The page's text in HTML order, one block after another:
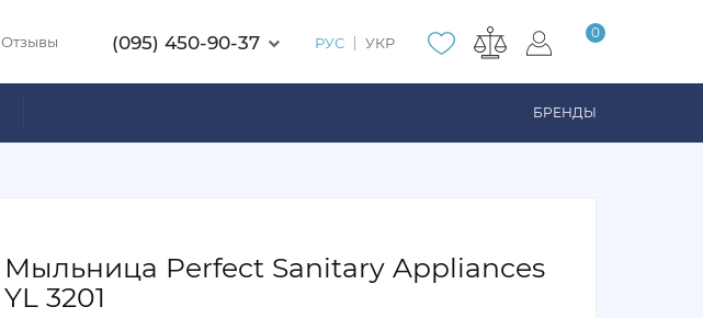
Отзывы
0
РУС УКР
(095) 450-90-37
БРЕНДЫ
Мыльница Perfect Sanitary Appliances
YL 3201